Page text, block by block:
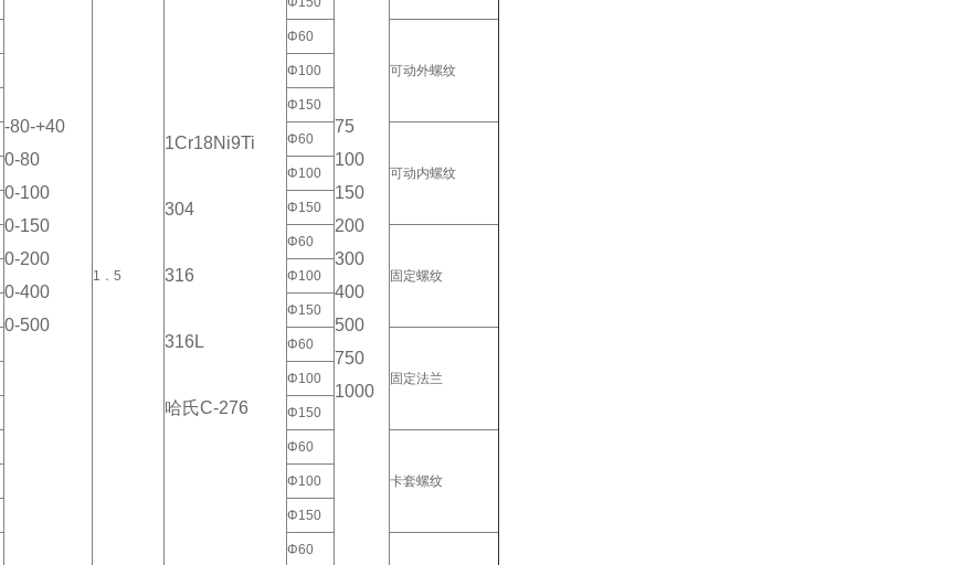
-80-+40
0-80
0-100
0-150
0-200
0-400
0-500
1．5
1Cr18Ni9Ti
304
316
316L
哈氏C-276
75
100
150
200
300
400
500
750
1000
Φ60
可动外螺纹
Φ100
Φ150
Φ60
可动内螺纹
Φ100
Φ150
Φ60
固定螺纹
Φ100
Φ150
Φ60
固定法兰
Φ100
Φ150
Φ60
卡套螺纹
Φ100
Φ150
Φ60